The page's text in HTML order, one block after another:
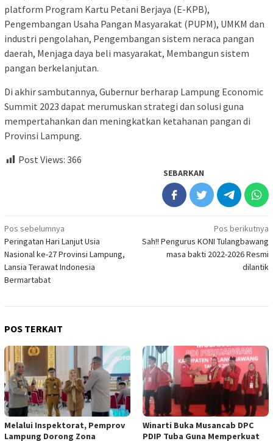
platform Program Kartu Petani Berjaya (E-KPB),
Pengembangan Usaha Pangan Masyarakat (PUPM), UMKM dan
industri pengolahan, Pengembangan sistem neraca pangan
daerah, Menjaga daya beli masyarakat, Membangun sistem
pangan berkelanjutan.
Di akhir sambutannya, Gubernur berharap Lampung Economic
Summit 2023 dapat merumuskan strategi dan solusi guna
mempertahankan dan meningkatkan ketahanan pangan di
Provinsi Lampung.
Post Views: 366
SEBARKAN
Navigasi
pos
Pos sebelumnya
Peringatan Hari Lanjut Usia
Nasional ke-27 Provinsi Lampung,
Lansia Terawat Indonesia
Bermartabat
Pos berikutnya
Sah!! Pengurus KONI Tulangbawang
masa bakti 2022-2026 Resmi
dilantik
POS TERKAIT
Melalui Inspektorat, Pemprov
Lampung Dorong Zona
Winarti Buka Musancab DPC
PDIP Tuba Guna Memperkuat